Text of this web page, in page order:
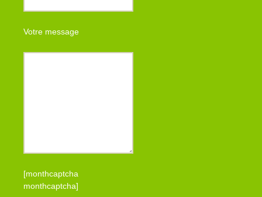
Votre message
[monthcaptcha
monthcaptcha]